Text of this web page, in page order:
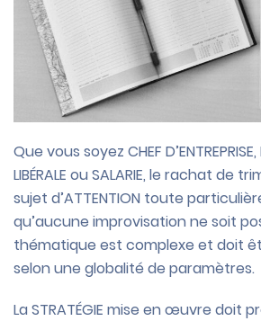
Que vous soyez CHEF D’ENTREPRISE,
LIBÉRALE ou SALARIE, le rachat de
sujet d’ATTENTION toute
qu’aucune improvisation ne soit
thématique est complexe et doit
selon une globalité de paramètres.
La STRATÉGIE mise en œuvre doit